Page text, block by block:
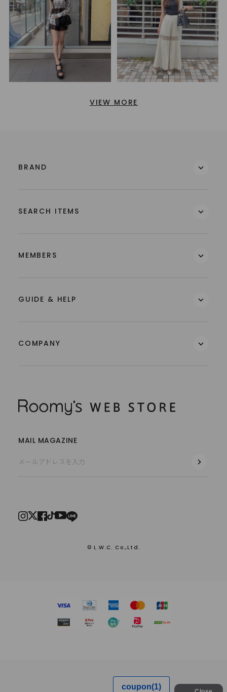
VIEW MORE
BRAND
SEARCH ITEMS
MEMBERS
GUIDE & HELP
COMPANY
MAIL MAGAZINE
© L.W.C. Co.,Ltd.